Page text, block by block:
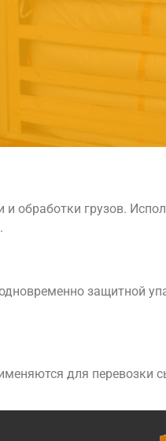
обработки грузов.
защитной
для перевозки